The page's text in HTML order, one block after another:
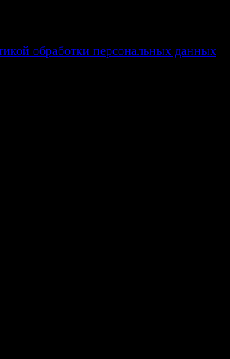
обработки персональных данных